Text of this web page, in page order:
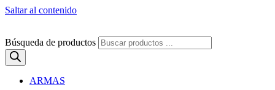
Saltar al contenido
Búsqueda de productos
ARMAS